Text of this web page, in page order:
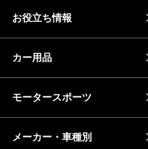
お役立ち情報
カー用品
モータースポーツ
メーカー・車種別